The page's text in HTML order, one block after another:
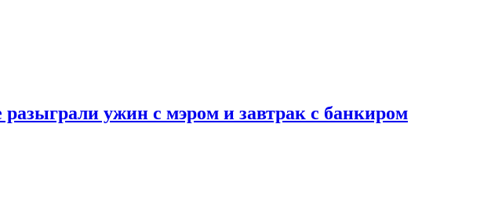
разыграли ужин с мэром и завтрак с банкиром